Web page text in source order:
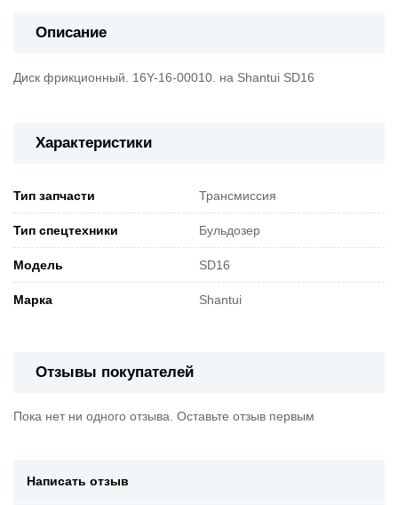
Описание
Диск фрикционный. 16Y-16-00010. на Shantui SD16
Характеристики
Тип запчасти Трансмиссия
Тип спецтехники Бульдозер
Модель SD16
Марка Shantui
Отзывы покупателей
Пока нет ни одного отзыва. Оставьте отзыв первым
Написать отзыв